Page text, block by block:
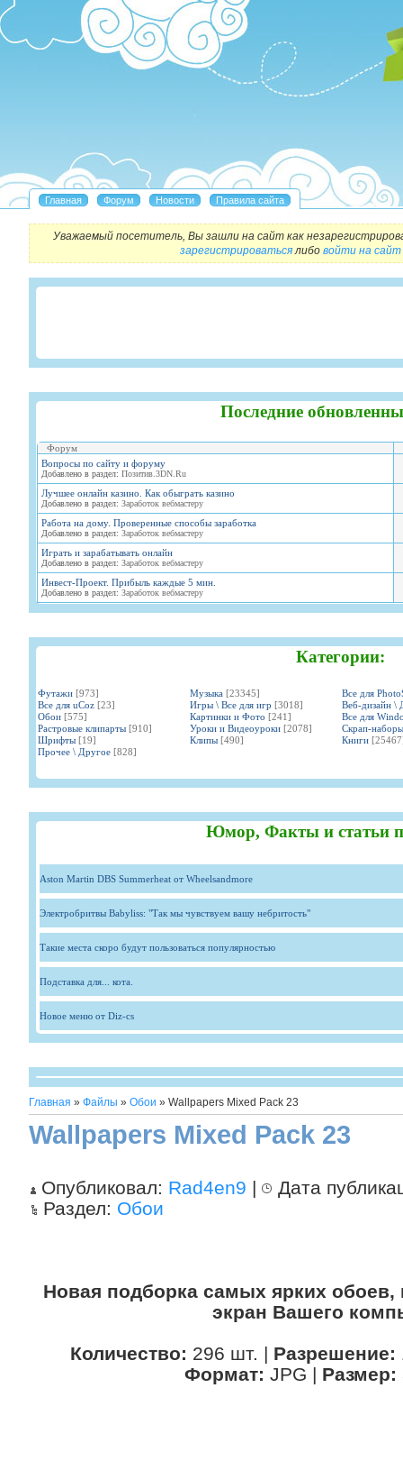
Уважаемый посетитель, Вы зашли на сайт как
зарегистрироватьсялибо войти на сайт
Последние
Форум
Вопросы по сайту и форуму
Добавлено в раздел: Позитив.3DN.Ru
Лучшее онлайн казино. Как обыграть казино
Добавлено в раздел: Заработок вебмастеру
Работа на дому. Проверенные способы заработка
Добавлено в раздел: Заработок вебмастеру
Играть и зарабатывать онлайн
Добавлено в раздел: Заработок вебмастеру
Инвест-Проект. Прибыль каждые 5 мин.
Добавлено в раздел: Заработок вебмастеру
Категории:
Футажи [973] Музыка [23345]
Все для
Все для uCoz [23] Игры \ Все для игр [3018]
Веб-дизайн \
Обои [575] Картинки и Фото [241]
Все для
Растровые клипарты [910] Уроки и Видеоуроки [2078]
Скрап-наборы
Шрифты [19] Клипы [490] Книги
Прочее \ Другое [828]
Юмор, Факты и статьи
Aston Martin DBS Summerheat от Wheelsandmore
Электробритвы Babyliss: "Так мы чувствуем вашу небритость"
Такие места скоро будут пользоваться популярностью
Подставка для... кота.
Новое меню от Diz-cs
Главная » Файлы » Обои » Wallpapers Mixed Pack 23
Wallpapers Mixed Pack 23
Опубликовал: Rad4en9 |
Дата
Раздел: Обои
Новая подборка самых ярких обоев,
экран Вашего
Количество: 296 шт. | Разрешение:
Формат: JPG | Размер: